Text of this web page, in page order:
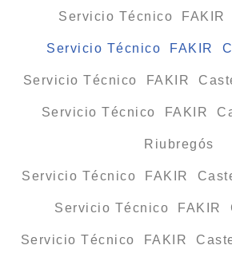
Servicio Técnico FAKIR
Servicio Técnico FAKIR
Servicio Técnico FAKIR
Servicio Técnico FAKIR
Riubregós
Servicio Técnico FAKIR
Servicio Técnico FAKIR
Servicio Técnico FAKIR